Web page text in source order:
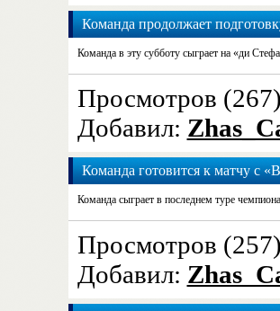
Команда продолжает
Команда в эту субботу сыграет на «ди
Просмотров
Добавил:
Команда готовится к матчу с
Команда сыграет в последнем туре
Просмотров
Добавил: